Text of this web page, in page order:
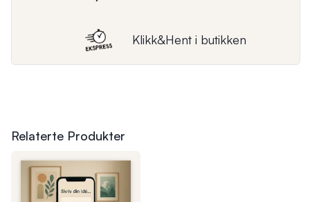
Klikk&Hent i butikken
Relaterte Produkter